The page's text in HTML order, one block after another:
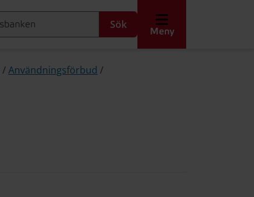
Sök
Meny
/Användningsförbud /